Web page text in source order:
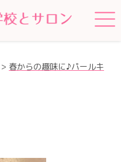
> 春からの趣味に♪パールキ